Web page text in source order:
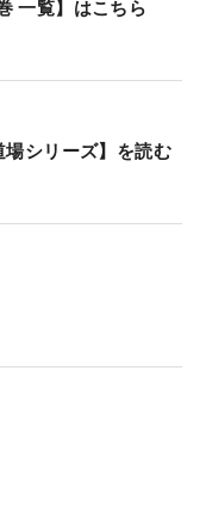
一覧】はこちら
場シリーズ】を読む